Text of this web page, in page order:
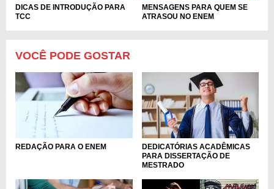
DICAS DE INTRODUÇÃO PARA
TCC
MENSAGENS PARA QUEM SE
ATRASOU NO ENEM
VOCÊ PODE GOSTAR
REDAÇÃO PARA O ENEM
DEDICATÓRIAS ACADÊMICAS
PARA DISSERTAÇÃO DE
MESTRADO